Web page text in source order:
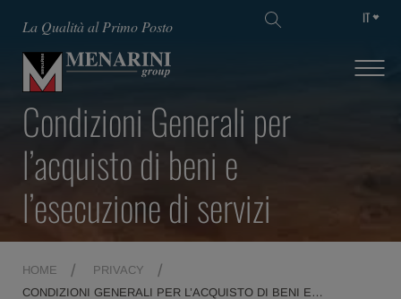
La Qualità al Primo Posto IT
Condizioni Generali per
l’acquisto di beni e
l’esecuzione di servizi
HOME
PRIVACY
CONDIZIONI GENERALI PER L’ACQUISTO DI BENI E